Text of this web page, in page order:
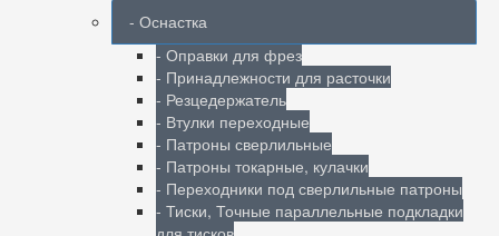
- Оснастка
- Оправки для фрез
- Принадлежности для расточки
- Резцедержатель
- Втулки переходные
- Патроны сверлильные
- Патроны токарные, кулачки
- Переходники под сверлильные патроны
- Тиски, Точные параллельные подкладки